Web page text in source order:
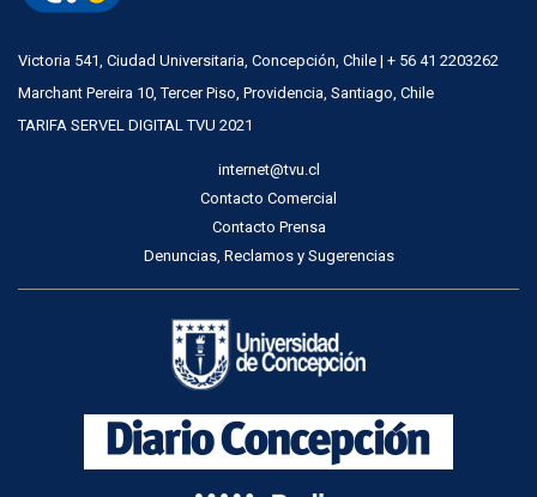
Victoria 541, Ciudad Universitaria, Concepción, Chile | + 56 41 2203262
Marchant Pereira 10, Tercer Piso, Providencia, Santiago, Chile
TARIFA SERVEL DIGITAL TVU 2021
internet@tvu.cl
Contacto Comercial
Contacto Prensa
Denuncias, Reclamos y Sugerencias